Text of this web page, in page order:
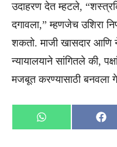
उदाहरण देत म्हटले,
दगावला,” म्हणजेच उशिरा
शकतो. माजी खासदार आणि
न्यायालयाने सांगितले की,
मजबूत करण्यासाठी बनवला
Share
on
WhatsApp
on